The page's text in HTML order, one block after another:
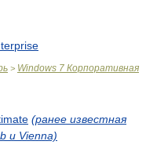
> Windows 7 Корпоративная
(ранее известная
и Vienna)